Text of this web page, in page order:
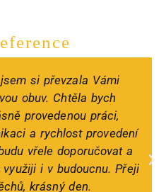
si převzala Vámi
obuv. Chtěla bych
provedenou práci,
a rychlost provedení
vřele doporučovat a
i v budoucnu. Přeji
krásný den.